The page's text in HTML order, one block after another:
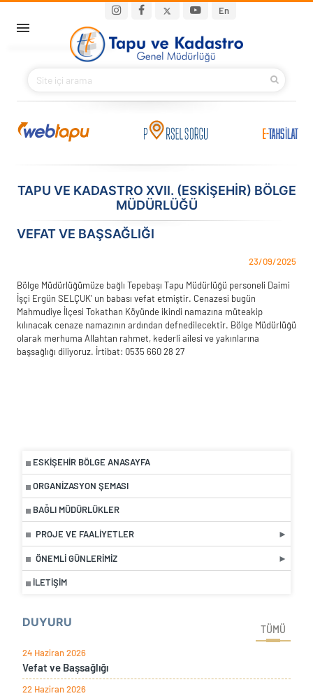
En
Main navigation
BAKANIMIZ
KURUMSAL
İLETIŞIM
TAPU VE KADASTRO XVII. (ESKIŞEHIR) BÖLGE
MÜDÜRLÜĞÜ
ESKIŞEHIR BÖLGE ANASAYFA
ORGANIZASYON ŞEMASI
BAĞLI MÜDÜRLÜKLER
PROJE VE FAALIYETLER
ÖNEMLI GÜNLERIMIZ
İLETIŞIM
DUYURU
TÜMÜ
24 Haziran 2026
Vefat ve Başsağlığı
22 Haziran 2026
VEFAT VE BAŞSAĞLIĞI
23/09/2025
Bölge Müdürlüğümüze bağlı Tepebaşı Tapu Müdürlüğü personeli Daimi
İşçi Ergün SELÇUK' un babası vefat etmiştir. Cenazesi bugün
Mahmudiye İlçesi Tokathan Köyünde ikindi namazına müteakip
kılınacak cenaze namazının ardından defnedilecektir. Bölge Müdürlüğü
olarak merhuma Allahtan rahmet, kederli ailesi ve yakınlarına
başsağlığı diliyoruz. İrtibat: 0535 660 28 27